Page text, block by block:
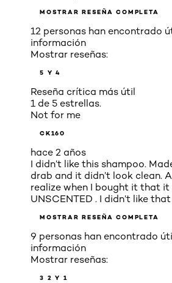
MOSTRAR RESEÑA COMPLETA
12 personas han encontrado
información
Mostrar reseñas:
5 Y 4
Reseña crítica más útil
1 de 5 estrellas.
Not for me
CK160
hace 2 años
I didn’t like this shampoo.
drab and it didn’t look clean.
realize when I bought it that it
UNSCENTED . I didn’t like
MOSTRAR RESEÑA COMPLETA
9 personas han encontrado
información
Mostrar reseñas:
3 2 Y 1